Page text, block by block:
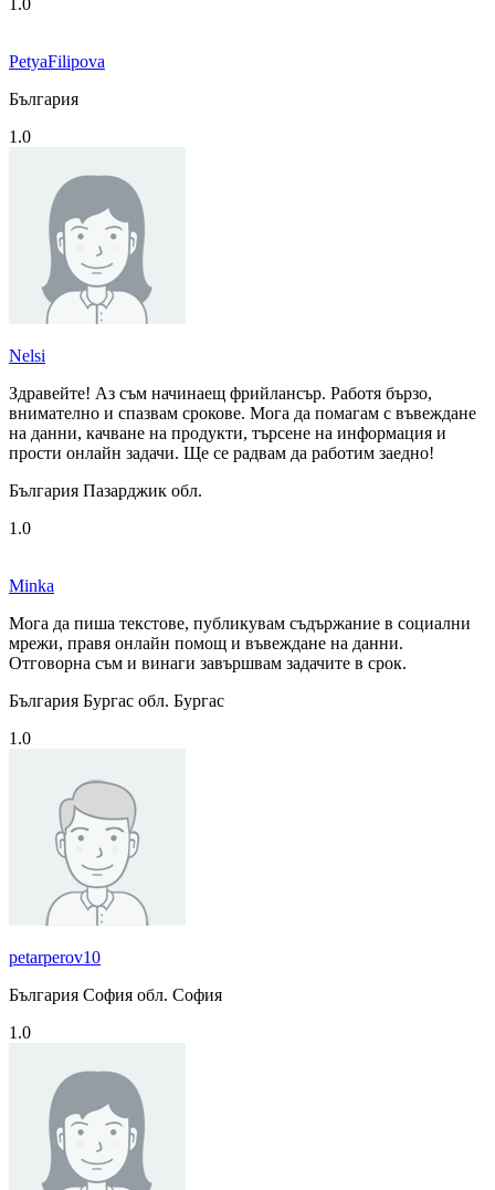
PetyaFilipova
България
1.0
Nelsi
Здравейте! Аз съм начинаещ фрийлансър. Работя бързо,
внимателно и спазвам срокове. Мога да помагам с въвеждане
на данни, качване на продукти, търсене на информация и
прости онлайн задачи. Ще се радвам да работим заедно!
България Пазарджик обл.
1.0
Minka
Мога да пиша текстове, публикувам съдържание в социални
мрежи, правя онлайн помощ и въвеждане на данни.
Отговорна съм и винаги завършвам задачите в срок.
България Бургас обл. Бургас
1.0
petarperov10
България София обл. София
1.0